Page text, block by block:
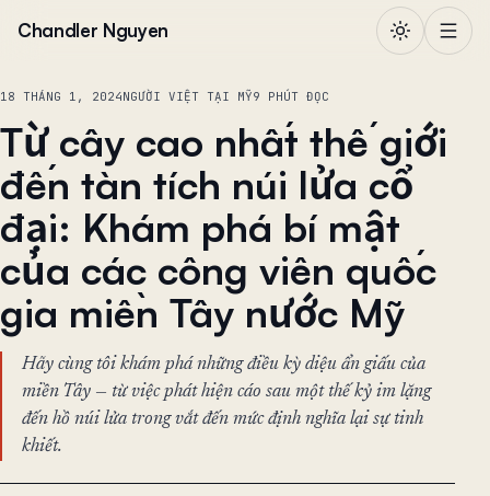
Chandler Nguyen
18 THÁNG 1, 2024NGƯỜI VIỆT TẠI MỸ9 PHÚT ĐỌC
Từ cây cao nhất thế giới
đến tàn tích núi lửa cổ
đại: Khám phá bí mật
của các công viên quốc
gia miền Tây nước Mỹ
Hãy cùng tôi khám phá những điều kỳ diệu ẩn giấu của
miền Tây — từ việc phát hiện cáo sau một thế kỷ im lặng
đến hồ núi lửa trong vắt đến mức định nghĩa lại sự tinh
khiết.